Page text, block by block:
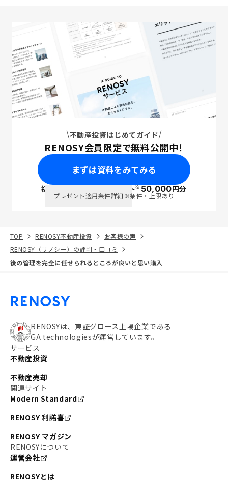
不動産投資はじめてガイド
RENOSY会員限定で無料公開中！
まずは資料をみてみる
初回面談で ポイント※50,000円分
プレゼント適用条件詳細※条件・上限あり
TOP RENOSY不動産投資
お客様の声
RENOSY（リノシー）の評判・口コミ
後の管理を完全に任せられるところが良いと思い購入
RENOSYは、東証グロース上場企業である
GA technologiesが運営しています。
サービス
不動産投資
不動産売却
関連サイト
Modern Standard
RENOSY 利諾喜
RENOSY マガジン
RENOSYについて
運営会社
RENOSYとは